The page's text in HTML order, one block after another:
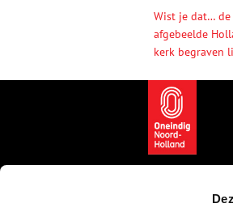
Wist je dat… de
afgebeelde
kerk begraven